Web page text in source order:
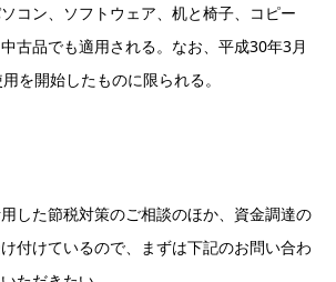
コン、ソフトウェア、机と椅子、コピー
古品でも適用される。なお、平成30年3月
を開始したものに限られる。
した節税対策のご相談のほか、資金調達の
付けているので、まずは下記のお問い合わ